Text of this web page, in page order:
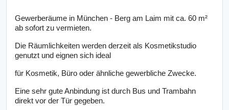
Gewerberäume in München - Berg am Laim mit ca. 60 m²
ab sofort zu vermieten.
Die Räumlichkeiten werden derzeit als Kosmetikstudio
genutzt und eignen sich ideal
für Kosmetik, Büro oder ähnliche gewerbliche Zwecke.
Eine sehr gute Anbindung ist durch Bus und Trambahn
direkt vor der Tür gegeben.